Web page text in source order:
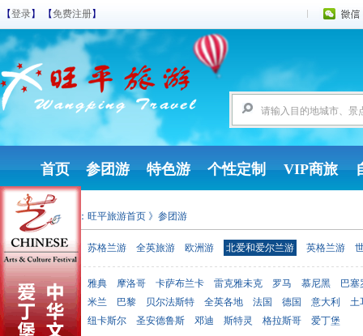
【登录】 【免费注册】
首页 参团游 特色游 个性定制 VIP商旅
您现在的位置： 旺平旅游首页 》参团游
参团游 苏格兰游 全英旅游 欧洲游 北爱和爱尔兰游 英格兰游
出发地点 雅典 摩洛哥 卡萨布兰卡 雷克雅未克 罗马 慕尼黑
巴塞
米兰
巴黎 贝尔法斯特 全英各地 法国 德国 意大利
土
纽卡斯尔
圣安德鲁斯 邓迪 斯特灵 格拉斯哥 爱丁堡